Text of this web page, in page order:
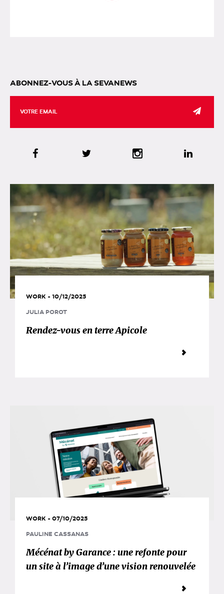
ABONNEZ-VOUS À LA SEVANEWS
WORK - 10/12/2025
JULIA POROT
Rendez-vous en terre Apicole
WORK - 07/10/2025
PAULINE CASSANAS
Mécénat by Garance : une refonte pour
un site à l’image d’une vision renouvelée